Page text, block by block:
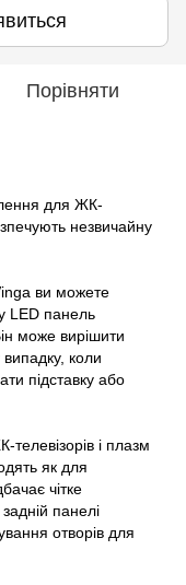
Порівняти
для ЖК-
незвичайну
ви можете
LED панель
може вирішити
коли
підставку або
і плазм
як для
чітке
панелі
отворів для